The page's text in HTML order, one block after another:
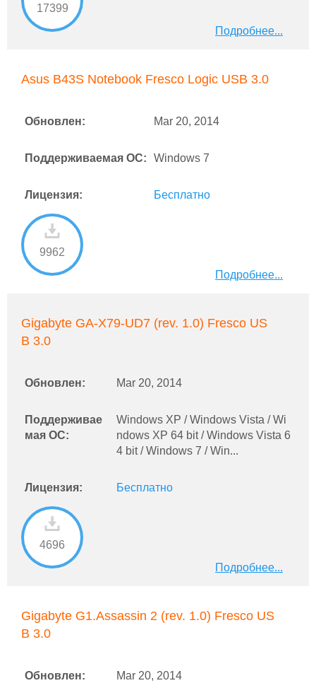
17399
Подробнее...
Asus B43S Notebook Fresco Logic USB 3.0
Обновлен: Mar 20, 2014
Поддерживаемая ОС: Windows 7
Лицензия: Бесплатно
9962
Подробнее...
Gigabyte GA-X79-UD7 (rev. 1.0) Fresco US
B 3.0
Обновлен: Mar 20, 2014
Поддерживае
мая ОС:
Windows XP / Windows Vista / Wi
ndows XP 64 bit / Windows Vista 6
4 bit / Windows 7 / Win...
Лицензия: Бесплатно
4696
Подробнее...
Gigabyte G1.Assassin 2 (rev. 1.0) Fresco US
B 3.0
Обновлен: Mar 20, 2014